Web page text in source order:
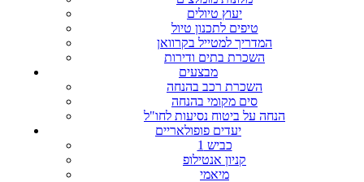
יעוץ טיולים
טיפים לתכנון טיול
המדריך למטייל בקרוואן
השכרת בתים ודירות
מבצעים
השכרת רכב בהנחה
סים מקומי בהנחה
הנחה על ביטוח נסיעות לחו"ל
יעדים פופולאריים
כביש 1
קניון אנטילופ
מיאמי